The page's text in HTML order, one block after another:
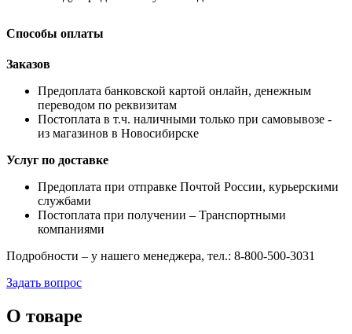
Способы оплаты
Заказов
Предоплата банковской картой онлайн, денежным
переводом по реквизитам
Постоплата в т.ч. наличными только при самовывозе -
из магазинов в Новосибирске
Услуг по доставке
Предоплата при отправке Почтой России, курьерскими
службами
Постоплата при получении – Транспортными
компаниями
Подробности – у нашего менеджера, тел.: 8-800-500-3031
Задать вопрос
О товаре